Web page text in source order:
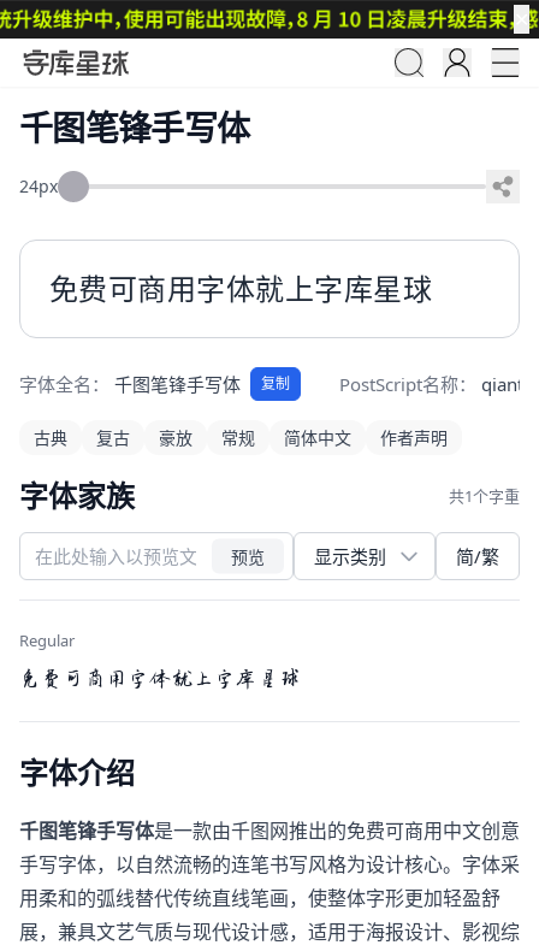
千图笔锋手写体
24px
免费可商用字体就上字库星球
字体全名： 千图笔锋手写体 复制 PostScript名称：
古典 复古 豪放 常规 简体中文 作者声明
字体家族 共1个字重
预览 简/繁
Regular
免费可商用字体就上字库星球
字体介绍
千图笔锋手写体是一款由千图网推出的免费可商用中文创意
手写字体，以自然流畅的连笔书写风格为设计核心。字体采
用柔和的弧线替代传统直线笔画，使整体字形更加轻盈舒
展，兼具文艺气质与现代设计感，适用于海报设计、影视综